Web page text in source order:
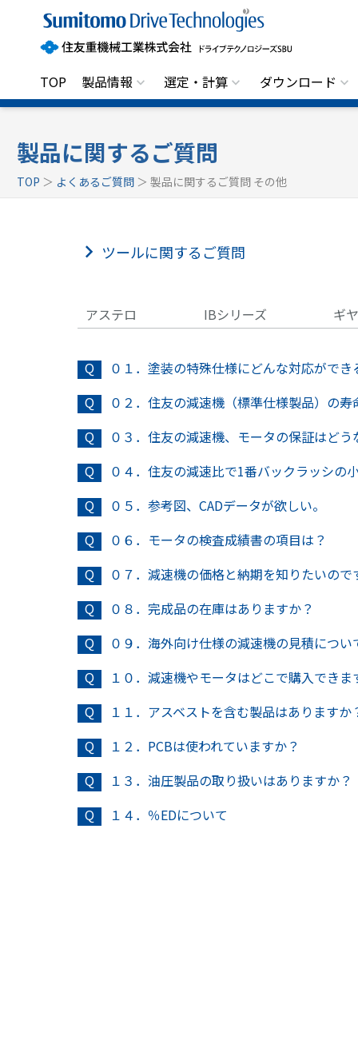
住
友
重
機
工
業
株
社
ド
ラ
TOP 製品情報 選定・計算 ダウンロード
製品に関するご質問
TOP ＞ よくあるご質問 ＞ 製品に関するご質問 その他
ツールに関するご質問
アステロ IBシリーズ ギ
塗装の特殊仕様にどんな対応ができ
住友の減速機（標準仕様製品）の寿
住友の減速機、モータの保証はどう
住友の減速比で1番バックラッシの
参考図、CADデータが欲しい。
モータの検査成績書の項目は？
減速機の価格と納期を知りたいので
完成品の在庫はありますか？
海外向け仕様の減速機の見積につ
減速機やモータはどこで購入できま
アスベストを含む製品はありますか
PCBは使われていますか？
油圧製品の取り扱いはありますか？
％EDについて